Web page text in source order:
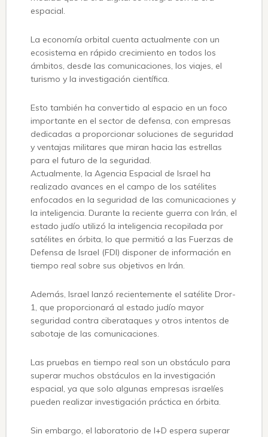
espacial.
La economía orbital cuenta actualmente con un
ecosistema en rápido crecimiento en todos los
ámbitos, desde las comunicaciones, los viajes, el
turismo y la investigación científica.
Esto también ha convertido al espacio en un foco
importante en el sector de defensa, con empresas
dedicadas a proporcionar soluciones de seguridad
y ventajas militares que miran hacia las estrellas
para el futuro de la seguridad.
Actualmente, la Agencia Espacial de Israel ha
realizado avances en el campo de los satélites
enfocados en la seguridad de las comunicaciones y
la inteligencia. Durante la reciente guerra con Irán, el
estado judío utilizó la inteligencia recopilada por
satélites en órbita, lo que permitió a las Fuerzas de
Defensa de Israel (FDI) disponer de información en
tiempo real sobre sus objetivos en Irán.
Además, Israel lanzó recientemente el satélite Dror-
1, que proporcionará al estado judío mayor
seguridad contra ciberataques y otros intentos de
sabotaje de las comunicaciones.
Las pruebas en tiempo real son un obstáculo para
superar muchos obstáculos en la investigación
espacial, ya que solo algunas empresas israelíes
pueden realizar investigación práctica en órbita.
Sin embargo, el laboratorio de I+D espera superar